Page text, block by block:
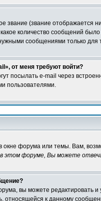
звание (звание отображается
количество сообщений
сообщениями только для
от меня требуют войти?
посылать e-mail через
пользователями.
окне форума или темы. Вам,
этом форуме, Вы можете
вы можете редактировать
, относящейся к данному